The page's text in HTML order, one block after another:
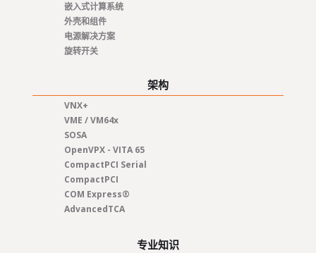
嵌入式计算系统
外壳和组件
电源解决方案
旋转开关
架构
VNX+
VME / VM64x
SOSA
OpenVPX - VITA 65
CompactPCI Serial
CompactPCI
COM Express®
AdvancedTCA
专业知识